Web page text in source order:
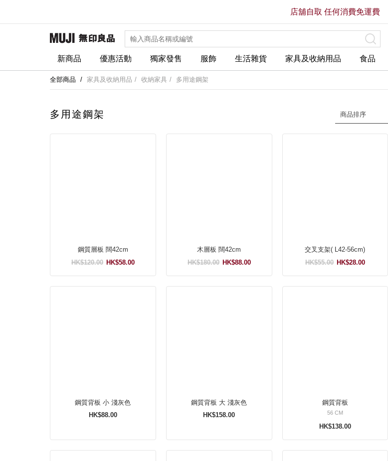
新商品 優惠活動 獨家發售 服飾 生活雜貨 家具及收納用品 食品
店舖自取 任何消費免運費
全部商品 家具及收納用品 收納家具 多用途鋼架
多用途鋼架 商品排序
鋼質層板 闊42cm
HK$58.00
HK$120.00
木層板 闊42cm
HK$88.00
HK$180.00
交叉支架( L42-56cm)
HK$28.00
HK$55.00
鋼質背板 小 淺灰色
HK$88.00
鋼質背板 大 淺灰色
HK$158.00
鋼質背板
56 CM
HK$138.00